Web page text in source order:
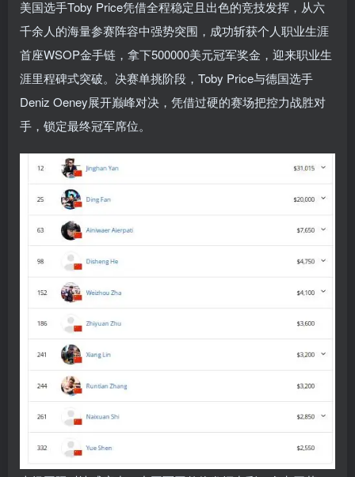
美国选手Toby Price凭借全程稳定且出色的竞技发挥，从六
千余人的海量参赛阵容中强势突围，成功斩获个人职业生涯
首座WSOP金手链，拿下500000美元冠军奖金，迎来职业生
涯里程碑式突破。决赛单挑阶段，Toby Price与德国选手
Deniz Oeney展开巅峰对决，凭借过硬的赛场把控力战胜对
手，锁定最终冠军席位。